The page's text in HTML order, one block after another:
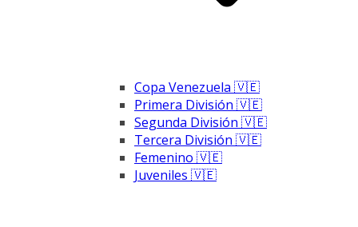
Copa Venezuela 🇻🇪
Primera División 🇻🇪
Segunda División 🇻🇪
Tercera División 🇻🇪
Femenino 🇻🇪
Juveniles 🇻🇪